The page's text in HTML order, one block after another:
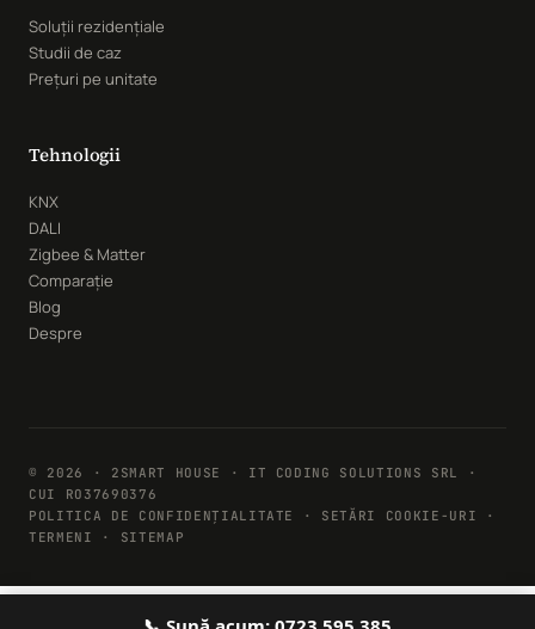
Soluții rezidențiale
Studii de caz
Prețuri pe unitate
Tehnologii
KNX
DALI
Zigbee & Matter
Comparație
Blog
Despre
© 2026 · 2SMART HOUSE · IT CODING SOLUTIONS SRL ·
CUI RO37690376
POLITICA DE CONFIDENȚIALITATE
· SETĂRI COOKIE-URI ·
TERMENI · SITEMAP